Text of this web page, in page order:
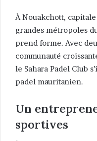
À Nouakchott,
grandes métropoles
prend forme. Avec
communauté
le Sahara Padel Club
padel mauritanien.
Un
sportives